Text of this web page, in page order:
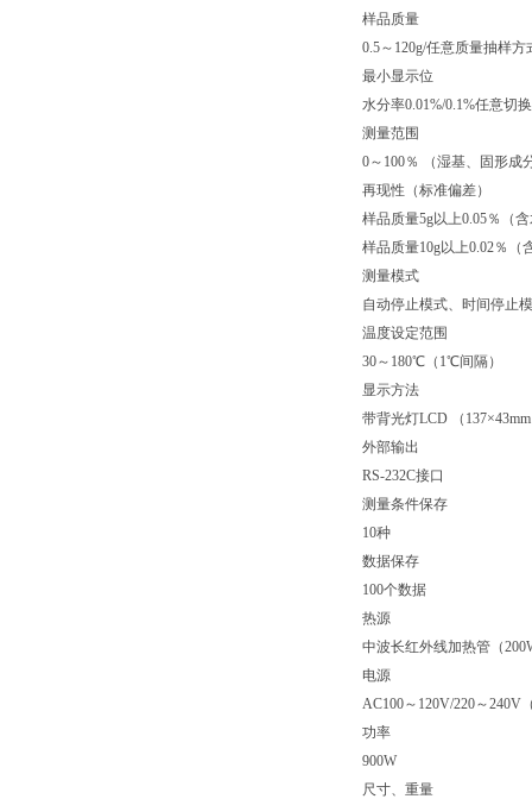
样品质量
0.5～120g/任意质量抽样方
最小显示位
水分率0.01%/0.1%任意切
测量范围
0～100％ （湿基、固形成
再现性（标准偏差）
样品质量5g以上0.05％（
样品质量10g以上0.02％
测量模式
自动停止模式、时间停止
温度设定范围
30～180℃（1℃间隔）
显示方法
带背光灯LCD （
外部输出
RS-232C接口
测量条件保存
10种
数据保存
100个数据
热源
中波长红外线加热管（
电源
AC100～120V/220～240V
功率
900W
尺寸、重量